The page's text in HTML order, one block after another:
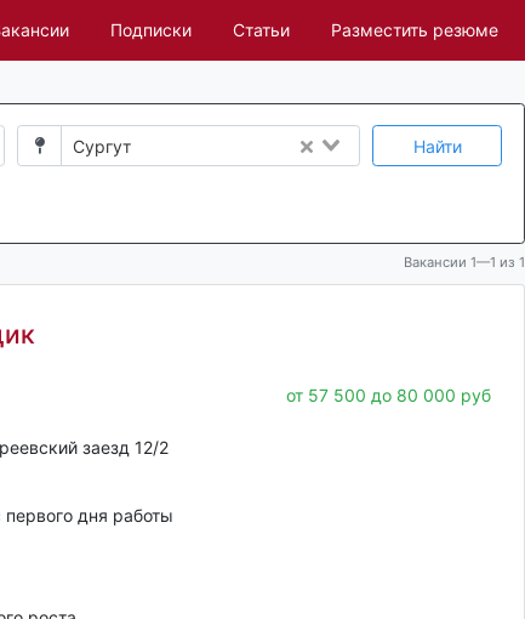
Подписки Статьи Разместить резюме
Сургут Найти
Вакансии 1—1 из 1
от 57 500 до 80 000 руб
заезд 12/2
дня работы